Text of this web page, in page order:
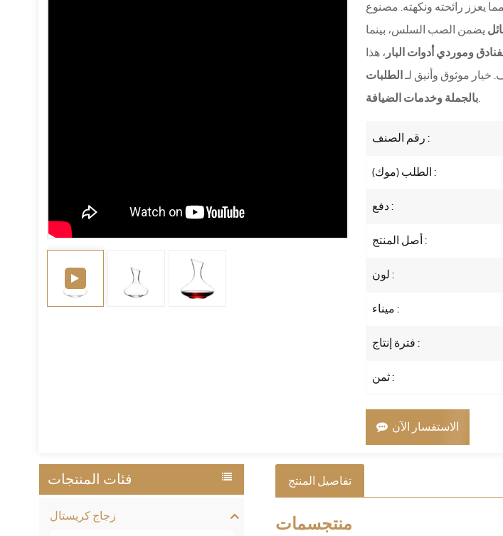
مما يعزز رائحته ونكهته. مصنوع
يضمن الصب السلس، بينما
وموردي أدوات البار ، هذا
خيار موثوق وأنيق لـ الطلبات
بالجملة وخدمات الضيافة.
رقم الصنف :
الطلب (موك) :
دفع :
أصل المنتج :
لون :
ميناء :
فترة إنتاج :
ثمن :
الاستفسار الآن
فئات المنتجات
زجاج كريستال
تفاصيل المنتج
منتجسمات